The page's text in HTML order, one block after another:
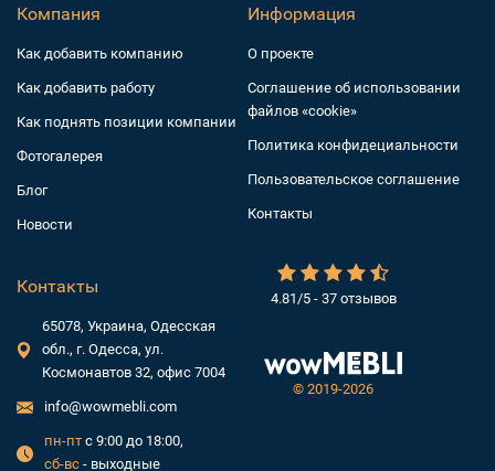
© 2019-2026
4.81/5 - 37 отзывов
Компания
Как добавить компанию
Как добавить работу
Как поднять позиции компании
Фотогалерея
Блог
Новости
Информация
О проекте
Соглашение об использовании
файлов «cookie»
Политика конфидециальности
Пользовательское соглашение
Контакты
Контакты
65078, Украина, Одесская
обл., г. Одесса, ул.
Космонавтов 32, офис 7004
info@wowmebli.com
пн-пт с 9:00 до 18:00,
сб-вс - выходные